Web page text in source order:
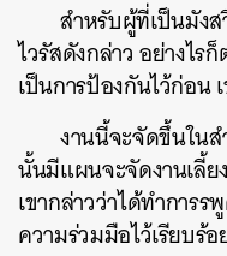
สำหรับผู้ที่เป็นมัง
ไวรัสดังกล่าว อย่างไร
เป็นการป้องกันไว้ก่อน
งานนี้จะจัดขึ้นใน
นั้นมีแผนจะจัดงานเลี้ย
เขากล่าวว่าได้ทำการ
ความร่วมมือไว้เรียบร้